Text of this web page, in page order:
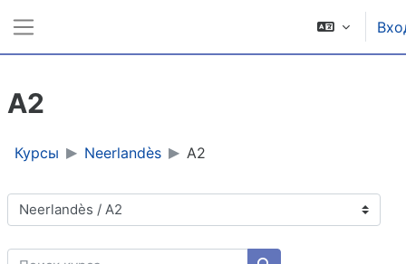
A2
Курсы Neerlandès A2
Категории курсов
Поиск курса